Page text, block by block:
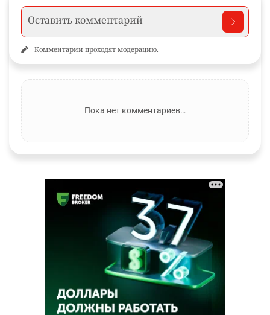
Комментарии проходят модерацию.
Пока нет комментариев…